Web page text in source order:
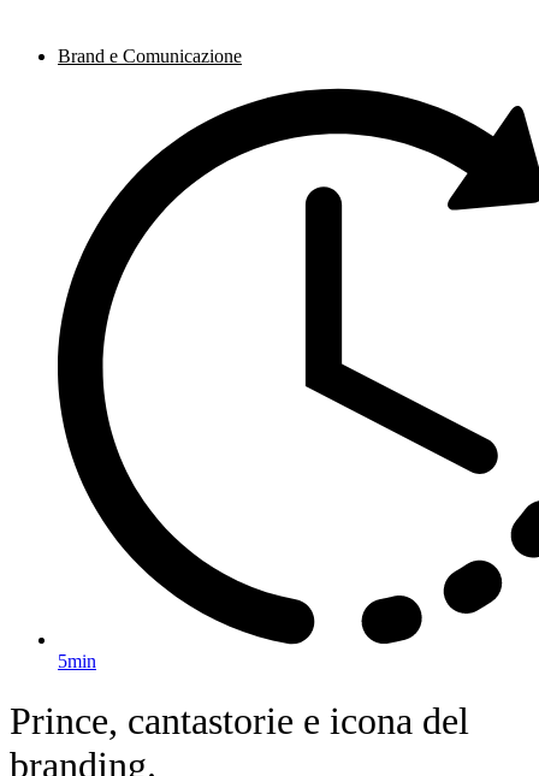
Brand e Comunicazione
5min
Prince, cantastorie e icona del
branding.